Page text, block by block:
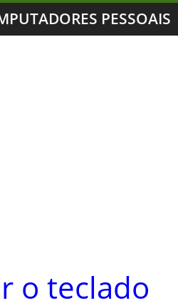
PESSOAIS
o teclado